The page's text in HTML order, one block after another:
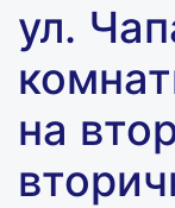
ул.
на